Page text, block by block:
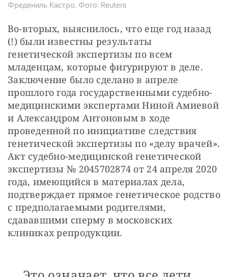
Фредениль Кастро. Фото: Reuters
Во-вторых, выяснилось, что еще год назад
(!) были известны результаты
генетической экспертизы по всем
младенцам, которые фигурируют в деле.
Заключение было сделано в апреле
прошлого года государственными судебно-
медицинскими экспертами Ниной Амиевой
и Александром Антоновым в ходе
проведенной по инициативе следствия
генетической экспертизы по «делу врачей».
Акт судебно-медицинской генетической
экспертизы № 2045702874 от 24 апреля 2020
года, имеющийся в материалах дела,
подтверждает прямое генетическое родство
с предполагаемыми родителями,
сдававшими сперму в московских
клиниках репродукции.